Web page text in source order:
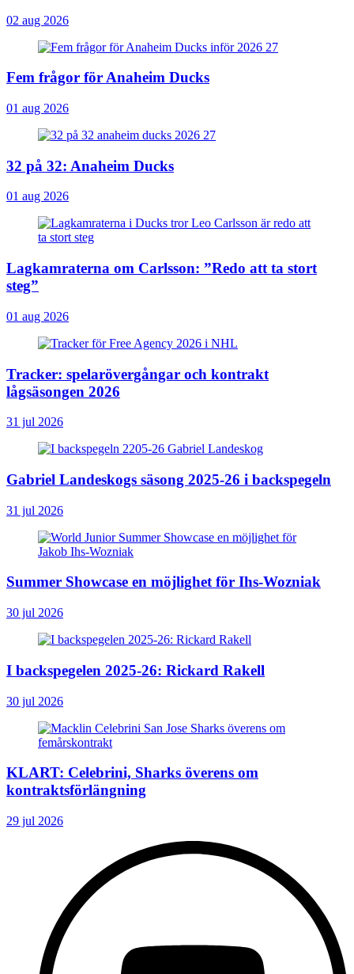
02 aug 2026
Fem frågor för Anaheim Ducks
01 aug 2026
32 på 32: Anaheim Ducks
01 aug 2026
Lagkamraterna om Carlsson: ”Redo att ta stort
steg”
01 aug 2026
Tracker: spelarövergångar och kontrakt
lågsäsongen 2026
31 jul 2026
Gabriel Landeskogs säsong 2025-26 i backspegeln
31 jul 2026
Summer Showcase en möjlighet för Ihs-Wozniak
30 jul 2026
I backspegelen 2025-26: Rickard Rakell
30 jul 2026
KLART: Celebrini, Sharks överens om
kontraktsförlängning
29 jul 2026